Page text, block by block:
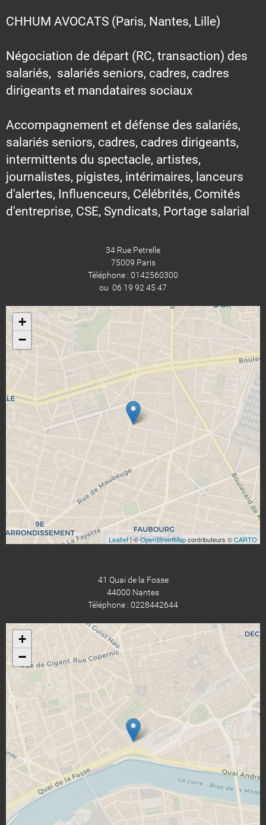
CHHUM AVOCATS (Paris, Nantes, Lille)
Négociation de départ (RC, transaction) des
salariés, salariés seniors, cadres, cadres
dirigeants et mandataires sociaux
Accompagnement et défense des salariés,
salariés seniors, cadres, cadres dirigeants,
intermittents du spectacle, artistes,
journalistes, pigistes, intérimaires, lanceurs
d'alertes, Influenceurs, Célébrités, Comités
d'entreprise, CSE, Syndicats, Portage salarial
34 Rue Petrelle
75009 Paris
Téléphone : 0142560300
ou 06 19 92 45 47
+
−
Leaflet| ©OpenStreetMapcontributeurs ©CARTO
41 Quai de la Fosse
44000 Nantes
Téléphone : 0228442644
+
−